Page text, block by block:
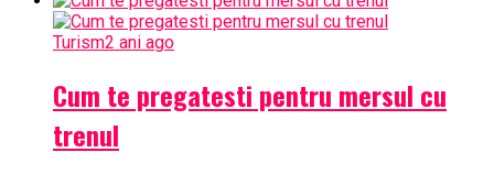
Turism2 ani ago
Cum te pregatesti pentru mersul cu
trenul